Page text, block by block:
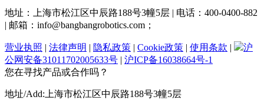
地址：上海市松江区中辰路188号3幢5层 | 电话：400-0400-882
| 邮箱：info@bangbangrobotics.com；
营业执照 | 法律声明 | 隐私政策 | Cookie政策 | 使用条款 |
沪
公网安备31011702005633号 | 沪ICP备16038664号-1
您在寻找产品或合作吗？
地址/Add:上海市松江区中辰路188号3幢5层